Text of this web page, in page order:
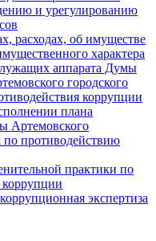
и урегулированию
расходах, об имуществе
характера
аппарата Думы
городского
коррупции
плана
Артемовского
по противодействию
практики по
экспертиза